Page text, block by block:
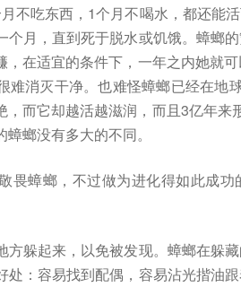
不吃东西，1个月不喝水，都还能
个月，直到死于脱水或饥饿。蟑螂
，在适宜的条件下，一年之内她就
难消灭干净。也难怪蟑螂已经在地
，而它却越活越滋润，而且3亿年来
螂没有多大的不同。
畏蟑螂，不过做为进化得如此成
方躲起来，以免被发现。蟑螂在躲
处：容易找到配偶，容易沾光揩油